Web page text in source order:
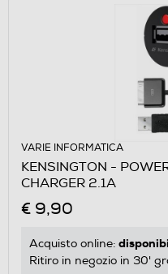
VARIE INFORMATICA
KENSINGTON -
CHARGER 2.1A
€ 9,90
Acquisto online:
Ritiro in negozio in 30'